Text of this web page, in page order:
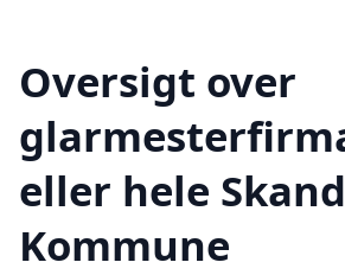
Oversigt over
eller hele
Kommune